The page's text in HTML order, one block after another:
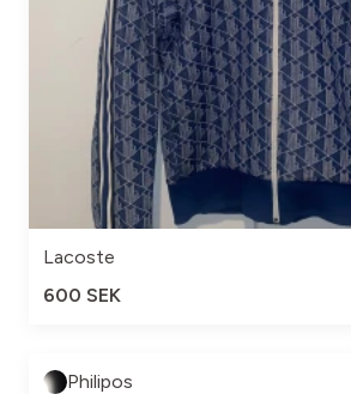
Lacoste
600 SEK
Philipos